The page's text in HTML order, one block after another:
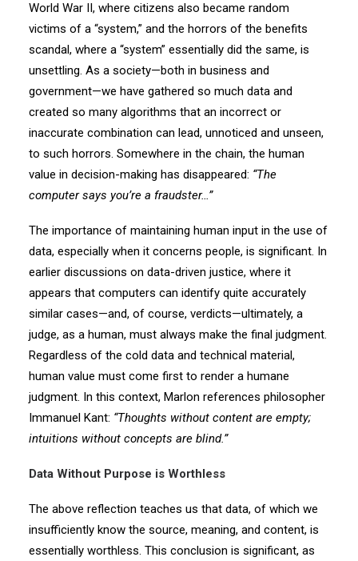
World War II, where citizens also became random
victims of a “system,” and the horrors of the benefits
scandal, where a “system” essentially did the same, is
unsettling. As a society—both in business and
government—we have gathered so much data and
created so many algorithms that an incorrect or
inaccurate combination can lead, unnoticed and unseen,
to such horrors. Somewhere in the chain, the human
value in decision-making has disappeared: “The
computer says you’re a fraudster…”
The importance of maintaining human input in the use of
data, especially when it concerns people, is significant. In
earlier discussions on data-driven justice, where it
appears that computers can identify quite accurately
similar cases—and, of course, verdicts—ultimately, a
judge, as a human, must always make the final judgment.
Regardless of the cold data and technical material,
human value must come first to render a humane
judgment. In this context, Marlon references philosopher
Immanuel Kant: “Thoughts without content are empty;
intuitions without concepts are blind.”
Data Without Purpose is Worthless
The above reflection teaches us that data, of which we
insufficiently know the source, meaning, and content, is
essentially worthless. This conclusion is significant, as